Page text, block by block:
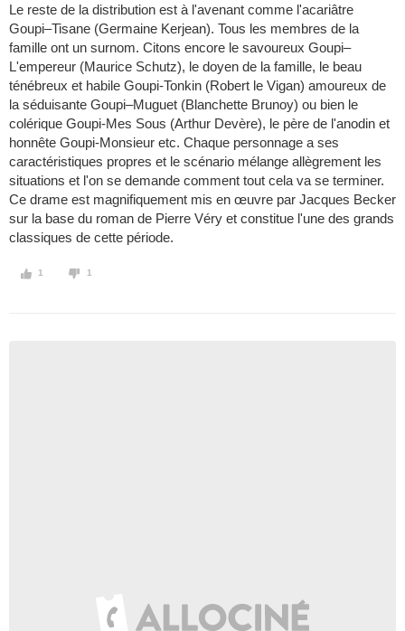
Le reste de la distribution est à l'avenant comme l'acariâtre
Goupi–Tisane (Germaine Kerjean). Tous les membres de la
famille ont un surnom. Citons encore le savoureux Goupi–
L'empereur (Maurice Schutz), le doyen de la famille, le beau
ténébreux et habile Goupi-Tonkin (Robert le Vigan) amoureux de
la séduisante Goupi–Muguet (Blanchette Brunoy) ou bien le
colérique Goupi-Mes Sous (Arthur Devère), le père de l'anodin et
honnête Goupi-Monsieur etc. Chaque personnage a ses
caractéristiques propres et le scénario mélange allègrement les
situations et l'on se demande comment tout cela va se terminer.
Ce drame est magnifiquement mis en œuvre par Jacques Becker
sur la base du roman de Pierre Véry et constitue l'une des grands
classiques de cette période.
1 1